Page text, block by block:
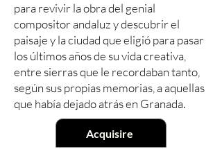
para revivir la obra del genial
compositor andaluz y descubrir el
paisaje y la ciudad que eligió para pasar
los últimos años de su vida creativa,
entre sierras que le recordaban tanto,
según sus propias memorias, a aquellas
que había dejado atrás en Granada.
Acquisire